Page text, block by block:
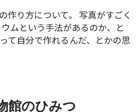
作り方について。 写真がすごく
ムという手法があるのか、と
て自分で作れるんだ、とかの思
館のひみつ